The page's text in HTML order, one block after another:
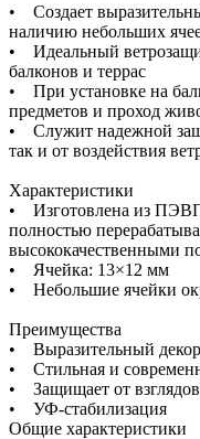
• Создает
наличию небольших
• Идеальный
балконов и террас
• При установке на
предметов и проход
• Служит надежной
так и от воздействия
Характеристики
• Изготовлена из
полностью
высококачественными
• Ячейка: 13×12 мм
• Небольшие ячейки
Преимущества
• Выразительный
• Стильная и
• Защищает от взглядов
• УФ-стабилизация
Общие характеристики